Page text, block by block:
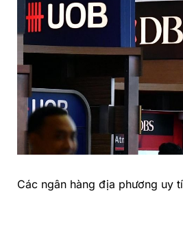
Các ngân hàng địa phương uy